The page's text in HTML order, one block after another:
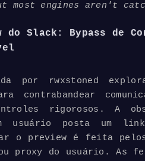
most engines aren't
do Slack: Bypass de
por rwxstoned
contrabandear
rigorosos. A
usuário posta um
o preview é feita
proxy do usuário. As